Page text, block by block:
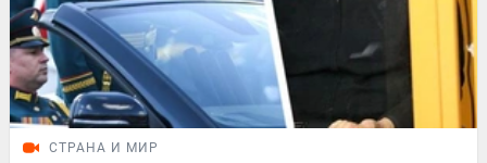
СТРАНА И МИР